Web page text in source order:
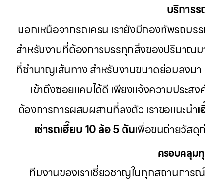
บริการ
นอกเหนือจากรถเครน เรายังมีกองทัพรถ
สำหรับงานที่ต้องการบรรทุกสิ่งของปริมาณม
ที่ชำนาญเส้นทาง สำหรับงานขนาดย่อมลงมา
เข้าถึงซอยแคบได้ดี เพียงแจ้งความประสง
ต้องการการผสมผสานที่ลงตัว เราขอแนะนำ
เช่ารถเฮี๊ยบ 10 ล้อ 5 ตันเพื่อขนถ่ายวัสดุ
ครอบคลุม
ทีมงานของเราเชี่ยวชาญในทุกสถานการณ์